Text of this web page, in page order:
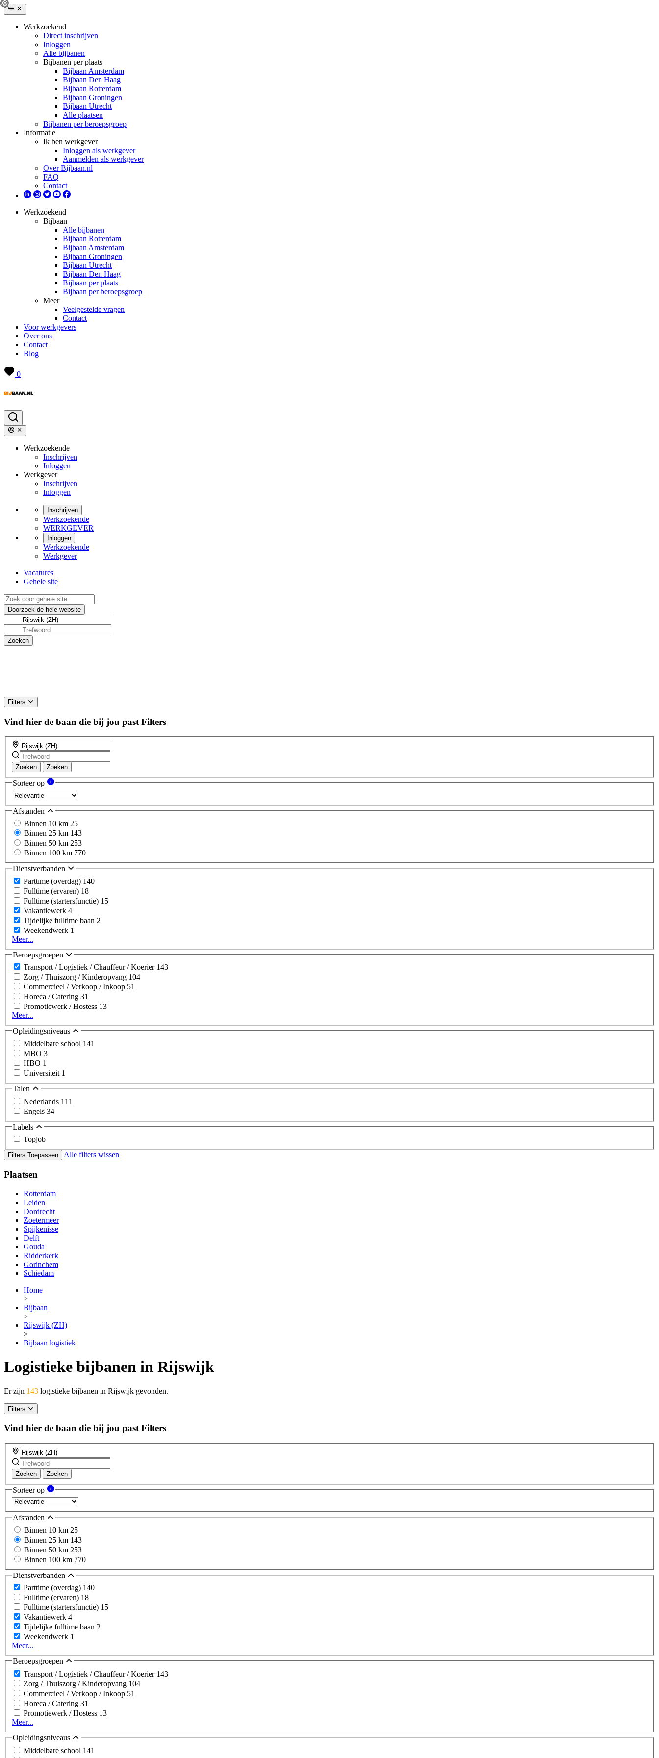
Werkzoekend
Direct inschrijven
Inloggen
Alle bijbanen
Bijbanen per plaats
Bijbaan Amsterdam
Bijbaan Den Haag
Bijbaan Rotterdam
Bijbaan Groningen
Bijbaan Utrecht
Alle plaatsen
Bijbanen per beroepsgroep
Informatie
Ik ben werkgever
Inloggen als werkgever
Aanmelden als werkgever
Over Bijbaan.nl
FAQ
Contact
Werkzoekend
Bijbaan
Alle bijbanen
Bijbaan Rotterdam
Bijbaan Amsterdam
Bijbaan Groningen
Bijbaan Utrecht
Bijbaan Den Haag
Bijbaan per plaats
Bijbaan per beroepsgroep
Meer
Veelgestelde vragen
Contact
Voor werkgevers
Over ons
Contact
Blog
0
Werkzoekende
Inschrijven
Inloggen
Werkgever
Inschrijven
Inloggen
Inschrijven
Werkzoekende
WERKGEVER
Inloggen
Werkzoekende
Werkgever
Vacatures
Gehele site
Filters
Vind hier de baan die bij jou past Filters
Zoeken Zoeken
Sorteer op
Afstanden
Binnen 10 km 25
Binnen 25 km 143
Binnen 50 km 253
Binnen 100 km 770
Dienstverbanden
Parttime (overdag) 140
Fulltime (ervaren) 18
Fulltime (startersfunctie) 15
Vakantiewerk 4
Tijdelijke fulltime baan 2
Weekendwerk 1
Meer...
Beroepsgroepen
Transport / Logistiek / Chauffeur / Koerier 143
Zorg / Thuiszorg / Kinderopvang 104
Commercieel / Verkoop / Inkoop 51
Horeca / Catering 31
Promotiewerk / Hostess 13
Meer...
Opleidingsniveaus
Middelbare school 141
MBO 3
HBO 1
Universiteit 1
Talen
Nederlands 111
Engels 34
Labels
Topjob
Filters Toepassen Alle filters wissen
Plaatsen
Rotterdam
Leiden
Dordrecht
Zoetermeer
Spijkenisse
Delft
Gouda
Ridderkerk
Gorinchem
Schiedam
Home
>
Bijbaan
>
Rijswijk (ZH)
>
Bijbaan logistiek
Logistieke bijbanen in Rijswijk
Er zijn 143 logistieke bijbanen in Rijswijk gevonden.
Filters
Vind hier de baan die bij jou past Filters
Zoeken Zoeken
Sorteer op
Afstanden
Binnen 10 km 25
Binnen 25 km 143
Binnen 50 km 253
Binnen 100 km 770
Dienstverbanden
Parttime (overdag) 140
Fulltime (ervaren) 18
Fulltime (startersfunctie) 15
Vakantiewerk 4
Tijdelijke fulltime baan 2
Weekendwerk 1
Meer...
Beroepsgroepen
Transport / Logistiek / Chauffeur / Koerier 143
Zorg / Thuiszorg / Kinderopvang 104
Commercieel / Verkoop / Inkoop 51
Horeca / Catering 31
Promotiewerk / Hostess 13
Meer...
Opleidingsniveaus
Middelbare school 141